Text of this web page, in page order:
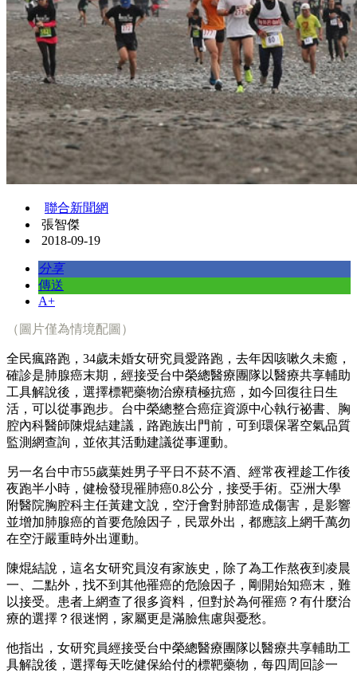
聯合新聞網
張智傑
2018-09-19
分享
傳送
A+
（圖片僅為情境配圖）
全民瘋路跑，34歲未婚女研究員愛路跑，去年因咳嗽久未癒，
確診是肺腺癌末期，經接受台中榮總醫療團隊以醫療共享輔助
工具解說後，選擇標靶藥物治療積極抗癌，如今回復往日生
活，可以從事跑步。台中榮總整合癌症資源中心執行祕書、胸
腔內科醫師陳焜結建議，路跑族出門前，可到環保署空氣品質
監測網查詢，並依其活動建議從事運動。
另一名台中市55歲葉姓男子平日不菸不酒、經常夜裡趁工作後
夜跑半小時，健檢發現罹肺癌0.8公分，接受手術。亞洲大學
附醫院胸腔科主任黃建文說，空汙會對肺部造成傷害，是影響
並增加肺腺癌的首要危險因子，民眾外出，都應該上網千萬勿
在空汙嚴重時外出運動。
陳焜結說，這名女研究員沒有家族史，除了為工作熬夜到凌晨
一、二點外，找不到其他罹癌的危險因子，剛開始知癌末，難
以接受。患者上網查了很多資料，但對於為何罹癌？有什麼治
療的選擇？很迷惘，家屬更是滿臉焦慮與憂愁。
他指出，女研究員經接受台中榮總醫療團隊以醫療共享輔助工
具解說後，選擇每天吃健保給付的標靶藥物，每四周回診一